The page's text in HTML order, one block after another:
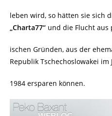
leben wird, so hätten sie sich
„Charta77“ und die Flucht aus
ischen Gründen, aus der
Republik Tschechoslowakei im
1984 ersparen können.